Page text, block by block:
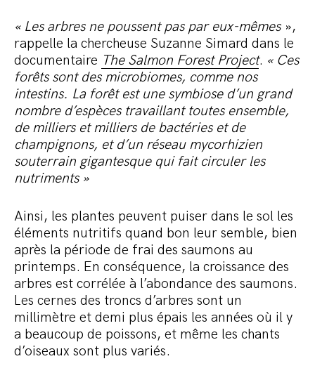
« Les arbres ne poussent pas par eux-mêmes»,
rappelle la chercheuse Suzanne Simard dans le
documentaire The Salmon Forest Project. « Ces
forêts sont des microbiomes, comme nos
intestins. La forêt est une symbiose d’un grand
nombre d’espèces travaillant toutes ensemble,
de milliers et milliers de bactéries et de
champignons, et d’un réseau mycorhizien
souterrain gigantesque qui fait circuler les
nutriments »
Ainsi, les plantes peuvent puiser dans le sol les
éléments nutritifs quand bon leur semble, bien
après la période de frai des saumons au
printemps. En conséquence, la croissance des
arbres est corrélée à l’abondance des saumons.
Les cernes des troncs d’arbres sont un
millimètre et demi plus épais les années où il y
a beaucoup de poissons, et même les chants
d’oiseaux sont plus variés.